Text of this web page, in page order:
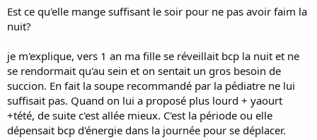
Est ce qu'elle mange suffisant le soir pour ne pas avoir faim la
nuit?
je m'explique, vers 1 an ma fille se réveillait bcp la nuit et ne
se rendormait qu'au sein et on sentait un gros besoin de
succion. En fait la soupe recommandé par la pédiatre ne lui
suffisait pas. Quand on lui a proposé plus lourd + yaourt
+tété, de suite c'est allée mieux. C'est la période ou elle
dépensait bcp d'énergie dans la journée pour se déplacer.